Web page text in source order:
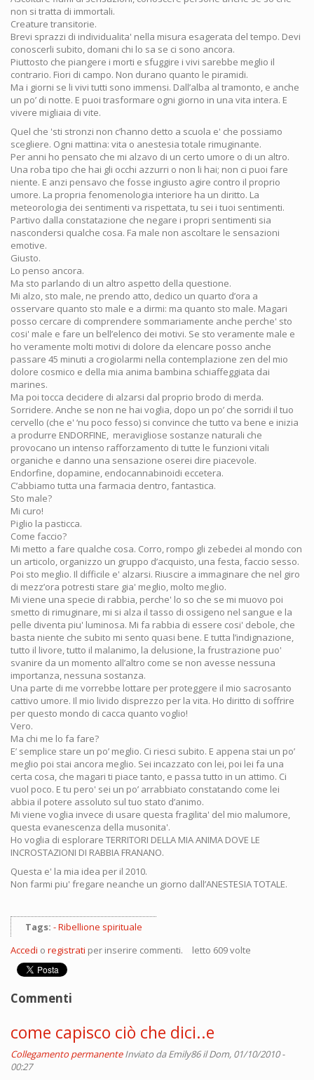
non si tratta di immortali.
Creature transitorie.
Brevi sprazzi di individualita' nella misura esagerata del tempo. Devi
conoscerli subito, domani chi lo sa se ci sono ancora.
Piuttosto che piangere i morti e sfuggire i vivi sarebbe meglio il
contrario. Fiori di campo. Non durano quanto le piramidi.
Ma i giorni se li vivi tutti sono immensi. Dall’alba al tramonto, e anche
un po’ di notte. E puoi trasformare ogni giorno in una vita intera. E
vivere migliaia di vite.
Quel che 'sti stronzi non c’hanno detto a scuola e' che possiamo
scegliere. Ogni mattina: vita o anestesia totale rimuginante.
Per anni ho pensato che mi alzavo di un certo umore o di un altro.
Una roba tipo che hai gli occhi azzurri o non li hai; non ci puoi fare
niente. E anzi pensavo che fosse ingiusto agire contro il proprio
umore. La propria fenomenologia interiore ha un diritto. La
meteorologia dei sentimenti va rispettata, tu sei i tuoi sentimenti.
Partivo dalla constatazione che negare i propri sentimenti sia
nascondersi qualche cosa. Fa male non ascoltare le sensazioni
emotive.
Giusto.
Lo penso ancora.
Ma sto parlando di un altro aspetto della questione.
Mi alzo, sto male, ne prendo atto, dedico un quarto d’ora a
osservare quanto sto male e a dirmi: ma quanto sto male. Magari
posso cercare di comprendere sommariamente anche perche' sto
cosi' male e fare un bell’elenco dei motivi. Se sto veramente male e
ho veramente molti motivi di dolore da elencare posso anche
passare 45 minuti a crogiolarmi nella contemplazione zen del mio
dolore cosmico e della mia anima bambina schiaffeggiata dai
marines.
Ma poi tocca decidere di alzarsi dal proprio brodo di merda.
Sorridere. Anche se non ne hai voglia, dopo un po’ che sorridi il tuo
cervello (che e' ‘nu poco fesso) si convince che tutto va bene e inizia
a produrre ENDORFINE, meravigliose sostanze naturali che
provocano un intenso rafforzamento di tutte le funzioni vitali
organiche e danno una sensazione oserei dire piacevole.
Endorfine, dopamine, endocannabinoidi eccetera.
C’abbiamo tutta una farmacia dentro, fantastica.
Sto male?
Mi curo!
Piglio la pasticca.
Come faccio?
Mi metto a fare qualche cosa. Corro, rompo gli zebedei al mondo con
un articolo, organizzo un gruppo d’acquisto, una festa, faccio sesso.
Poi sto meglio. Il difficile e' alzarsi. Riuscire a immaginare che nel giro
di mezz’ora potresti stare gia' meglio, molto meglio.
Mi viene una specie di rabbia, perche' lo so che se mi muovo poi
smetto di rimuginare, mi si alza il tasso di ossigeno nel sangue e la
pelle diventa piu' luminosa. Mi fa rabbia di essere cosi' debole, che
basta niente che subito mi sento quasi bene. E tutta l’indignazione,
tutto il livore, tutto il malanimo, la delusione, la frustrazione puo'
svanire da un momento all’altro come se non avesse nessuna
importanza, nessuna sostanza.
Una parte di me vorrebbe lottare per proteggere il mio sacrosanto
cattivo umore. Il mio livido disprezzo per la vita. Ho diritto di soffrire
per questo mondo di cacca quanto voglio!
Vero.
Ma chi me lo fa fare?
E’ semplice stare un po’ meglio. Ci riesci subito. E appena stai un po’
meglio poi stai ancora meglio. Sei incazzato con lei, poi lei fa una
certa cosa, che magari ti piace tanto, e passa tutto in un attimo. Ci
vuol poco. E tu pero' sei un po’ arrabbiato constatando come lei
abbia il potere assoluto sul tuo stato d’animo.
Mi viene voglia invece di usare questa fragilita' del mio malumore,
questa evanescenza della musonita'.
Ho voglia di esplorare TERRITORI DELLA MIA ANIMA DOVE LE
INCROSTAZIONI DI RABBIA FRANANO.
Questa e' la mia idea per il 2010.
Non farmi piu' fregare neanche un giorno dall’ANESTESIA TOTALE.
Tags:
Ribellione spirituale
Accedi o registrati per inserire commenti. letto 609 volte
Commenti
come capisco ciò che dici..e
Collegamento permanente Inviato daEmily86il Dom, 01/10/2010 -
00:27